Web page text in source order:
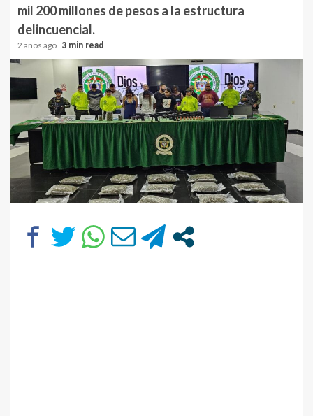
mil 200 millones de pesos a la estructura
delincuencial.
2 años ago 3 min read